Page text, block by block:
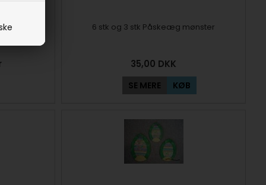
-
6 stk og 3 stk Påskeæg mønster
35,00 DKK
SE MERE KØB